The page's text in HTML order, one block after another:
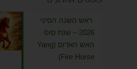
ראש השנה הסיני
2026 – שנת סוס
האש האדום (Yang
Fire Horse)